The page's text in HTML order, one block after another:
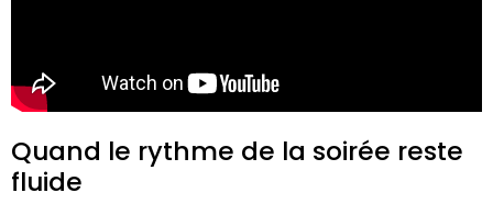
Quand le rythme de la soirée reste
fluide